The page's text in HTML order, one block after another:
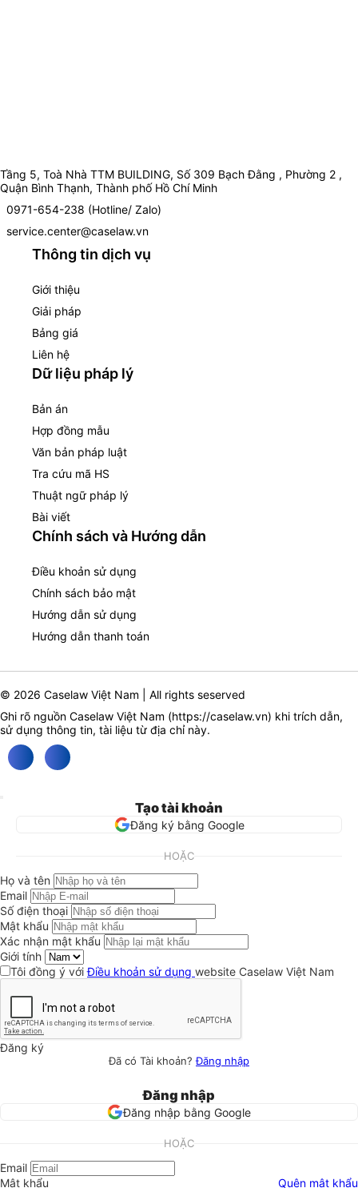
Tầng 5, Toà Nhà TTM BUILDING, Số 309 Bạch Đằng , Phường 2 ,
Quận Bình Thạnh, Thành phố Hồ Chí Minh
0971-654-238 (Hotline/ Zalo)
service.center@caselaw.vn
Thông tin dịch vụ
Giới thiệu
Giải pháp
Bảng giá
Liên hệ
Dữ liệu pháp lý
Bản án
Hợp đồng mẫu
Văn bản pháp luật
Tra cứu mã HS
Thuật ngữ pháp lý
Bài viết
Chính sách và Hướng dẫn
Điều khoản sử dụng
Chính sách bảo mật
Hướng dẫn sử dụng
Hướng dẫn thanh toán
© 2026 Caselaw Việt Nam | All rights seserved
Ghi rõ nguồn Caselaw Việt Nam (https://caselaw.vn) khi trích dẫn,
sử dụng thông tin, tài liệu từ địa chỉ này.
Tạo tài khoản
Đăng ký bằng Google
HOẶC
Họ và tên
Email
Số điện thoại
Mật khẩu
Xác nhận mật khẩu
Giới tính
Tôi đồng ý vớiĐiều khoản sử dụng website Caselaw Việt Nam
Đăng ký
Đã có Tài khoản?Đăng nhập
Đăng nhập
Đăng nhập bằng Google
HOẶC
Email
Mật khẩu
Quên mật khẩu